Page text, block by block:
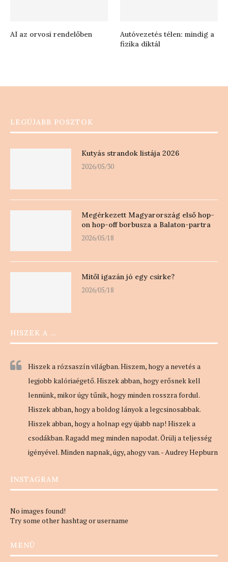
AI az orvosi rendelőben
Autóvezetés télen: mindig a
fizika diktál
LEGÚJABB POSZTOK
Kutyás strandok listája 2026
2026/05/30
Megérkezett Magyarország első hop-
on hop-off borbusza a Balaton-partra
2026/05/18
Mitől igazán jó egy csirke?
2026/05/18
HISZEK A …
Hiszek a rózsaszín világban. Hiszem, hogy a nevetés a
legjobb kalóriaégető. Hiszek abban, hogy erősnek kell
lennünk, mikor úgy tűnik, hogy minden rosszra fordul.
Hiszek abban, hogy a boldog lányok a legcsinosabbak.
Hiszek abban, hogy a holnap egy újabb nap! Hiszek a
csodákban. Ragadd meg minden napodat. Örülj a teljesség
igényével. Minden napnak, úgy, ahogy van. - Audrey Hepburn
INSTAGRAM
No images found!
Try some other hashtag or username
MENÜ